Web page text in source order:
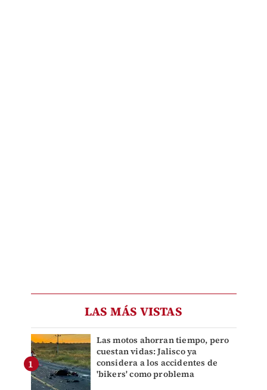
LAS MÁS VISTAS
Las motos ahorran tiempo, pero
cuestan vidas: Jalisco ya
considera a los accidentes de
'bikers' como problema